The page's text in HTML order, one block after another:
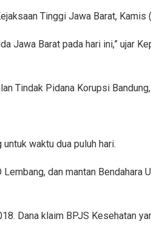
Tinggi Jawa Barat, Kamis
Jawa Barat pada hari ini,” ujar
Tindak Pidana Korupsi
waktu dua puluh hari.
dan mantan Bendahara
Dana klaim BPJS Kesehatan